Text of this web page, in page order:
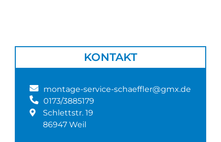
KONTAKT
montage-service-schaeffler@gmx.de
0173/3885179
Schlettstr. 19
86947 Weil